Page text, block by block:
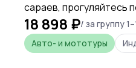
сараев, прогуляйтесь
и откройте для себя
дворец Шекинских
18 898 ₽/ за группу
Авто- и мототуры